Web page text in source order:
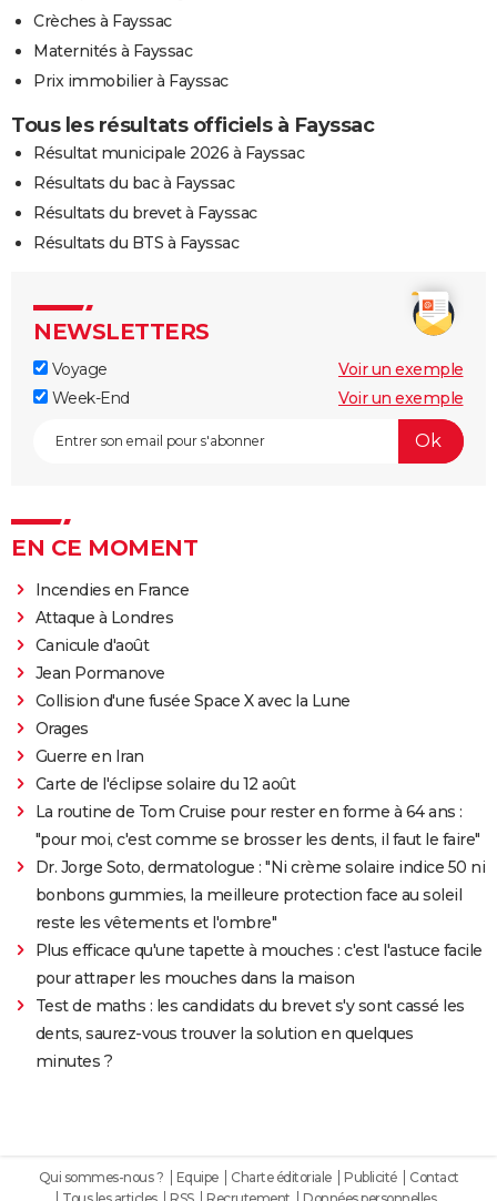
Crèches à Fayssac
Maternités à Fayssac
Prix immobilier à Fayssac
Tous les résultats officiels à Fayssac
Résultat municipale 2026 à Fayssac
Résultats du bac à Fayssac
Résultats du brevet à Fayssac
Résultats du BTS à Fayssac
NEWSLETTERS
Voyage
Voir un exemple
Week-End
Voir un exemple
EN CE MOMENT
Incendies en France
Attaque à Londres
Canicule d'août
Jean Pormanove
Collision d'une fusée Space X avec la Lune
Orages
Guerre en Iran
Carte de l'éclipse solaire du 12 août
La routine de Tom Cruise pour rester en forme à 64 ans :
"pour moi, c'est comme se brosser les dents, il faut le faire"
Dr. Jorge Soto, dermatologue : "Ni crème solaire indice 50 ni
bonbons gummies, la meilleure protection face au soleil
reste les vêtements et l'ombre"
Plus efficace qu'une tapette à mouches : c'est l'astuce facile
pour attraper les mouches dans la maison
Test de maths : les candidats du brevet s'y sont cassé les
dents, saurez-vous trouver la solution en quelques
minutes ?
Qui sommes-nous ? Equipe Charte éditoriale Publicité
Contact